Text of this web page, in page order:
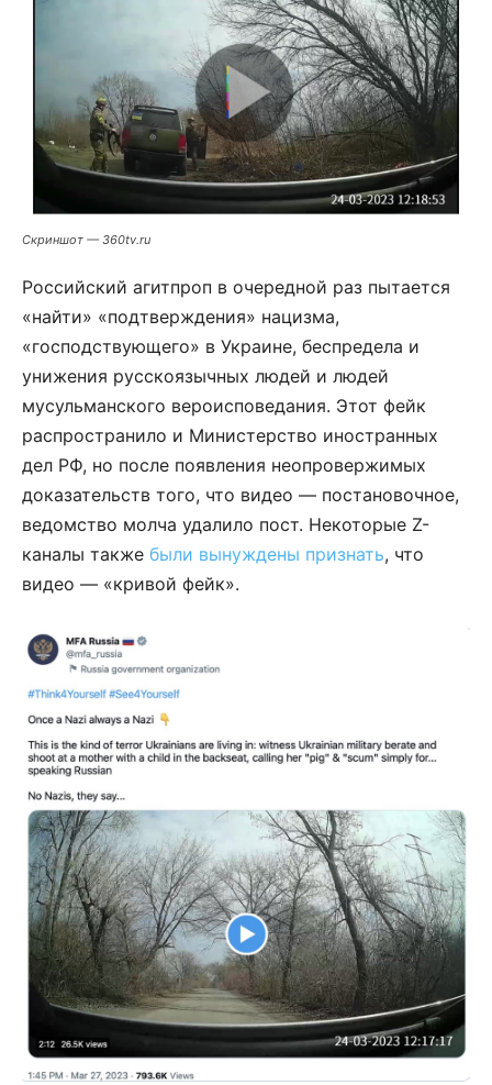
Скриншот — 360tv.ru
Российский агитпроп в очередной раз пытается
«найти» «подтверждения» нацизма,
«господствующего» в Украине, беспредела и
унижения русскоязычных людей и людей
мусульманского вероисповедания. Этот фейк
распространило и Министерство иностранных
дел РФ, но после появления неопровержимых
доказательств того, что видео — постановочное,
ведомство молча удалило пост. Некоторые Z-
каналы также были вынуждены признать, что
видео — «кривой фейк».